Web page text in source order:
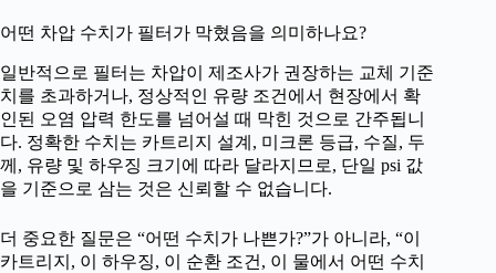
어떤 차압 수치가 필터가 막혔음을 의미하나요?
일반적으로 필터는 차압이 제조사가 권장하는 교체 기준
치를 초과하거나, 정상적인 유량 조건에서 현장에서 확
인된 오염 압력 한도를 넘어설 때 막힌 것으로 간주됩니
다. 정확한 수치는 카트리지 설계, 미크론 등급, 수질, 두
께, 유량 및 하우징 크기에 따라 달라지므로, 단일 psi 값
을 기준으로 삼는 것은 신뢰할 수 없습니다.
더 중요한 질문은 “어떤 수치가 나쁜가?”가 아니라, “이
카트리지, 이 하우징, 이 순환 조건, 이 물에서 어떤 수치